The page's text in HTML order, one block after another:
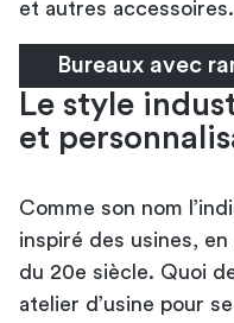
et autres accessoires.
Bureaux avec
Le style
et
Comme son nom
inspiré des usines,
du 20e siècle. Quoi
atelier d’usine pour